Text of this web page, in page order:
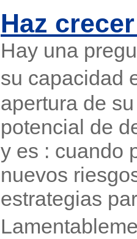
Haz
Hay una
su capacidad
apertura de
potencial de
y es : cuando
nuevos
estrategias